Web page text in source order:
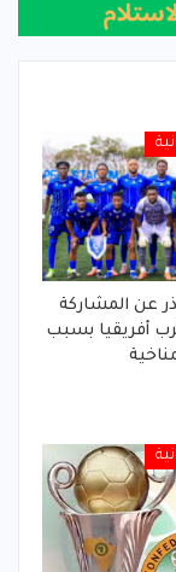
عن المشاركة
أفريقيا بسبب